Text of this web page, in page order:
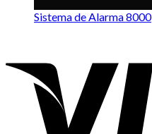
Sistema de Alarma 8000